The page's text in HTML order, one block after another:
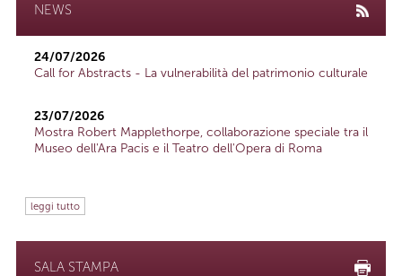
NEWS
24/07/2026
Call for Abstracts - La vulnerabilità del patrimonio culturale
23/07/2026
Mostra Robert Mapplethorpe, collaborazione speciale tra il
Museo dell'Ara Pacis e il Teatro dell'Opera di Roma
leggi tutto
SALA STAMPA